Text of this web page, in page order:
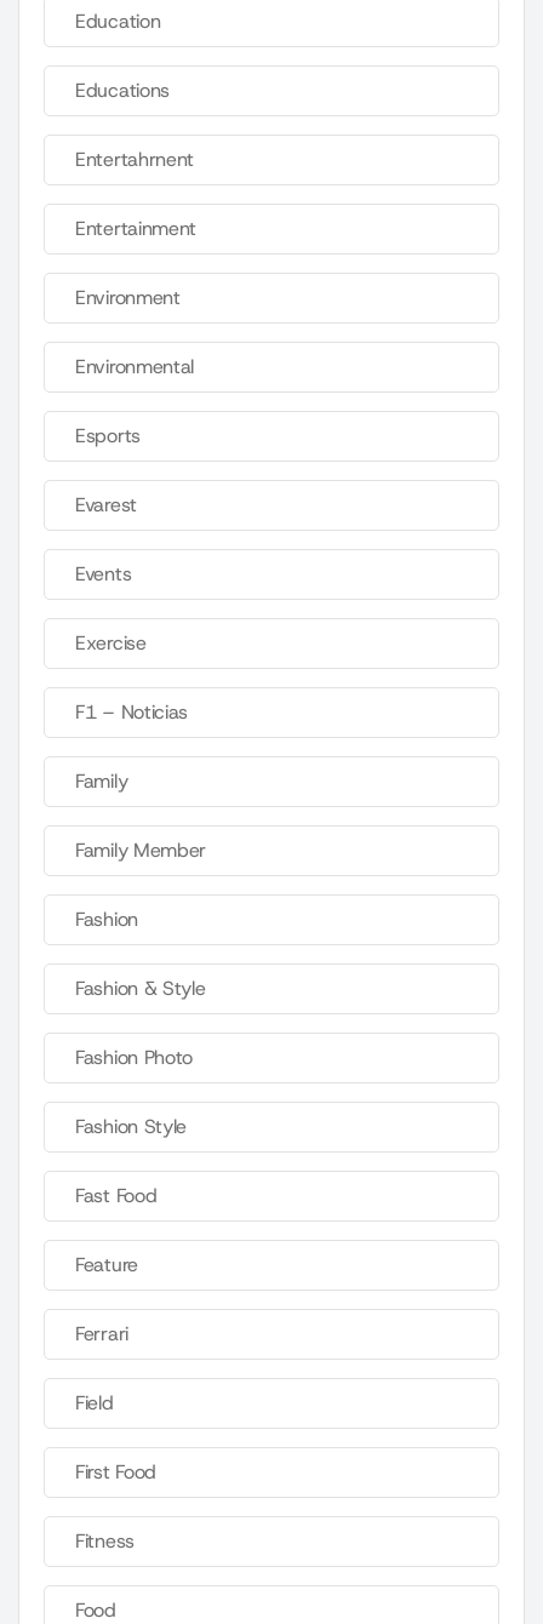
Education
Educations
Entertahrnent
Entertainment
Environment
Environmental
Esports
Evarest
Events
Exercise
F1 – Noticias
Family
Family Member
Fashion
Fashion & Style
Fashion Photo
Fashion Style
Fast Food
Feature
Ferrari
Field
First Food
Fitness
Food